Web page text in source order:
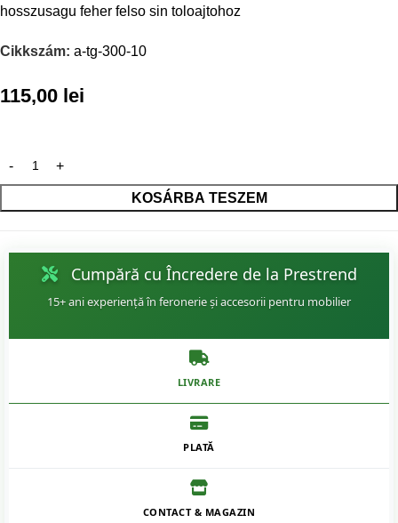
hosszusagu feher felso sin toloajtohoz
Cikkszám: a-tg-300-10
115,00 lei
KOSÁRBA TESZEM
Cumpără cu Încredere de la Prestrend
15+ ani experiență în feronerie și accesorii pentru mobilier
LIVRARE
PLATĂ
CONTACT & MAGAZIN